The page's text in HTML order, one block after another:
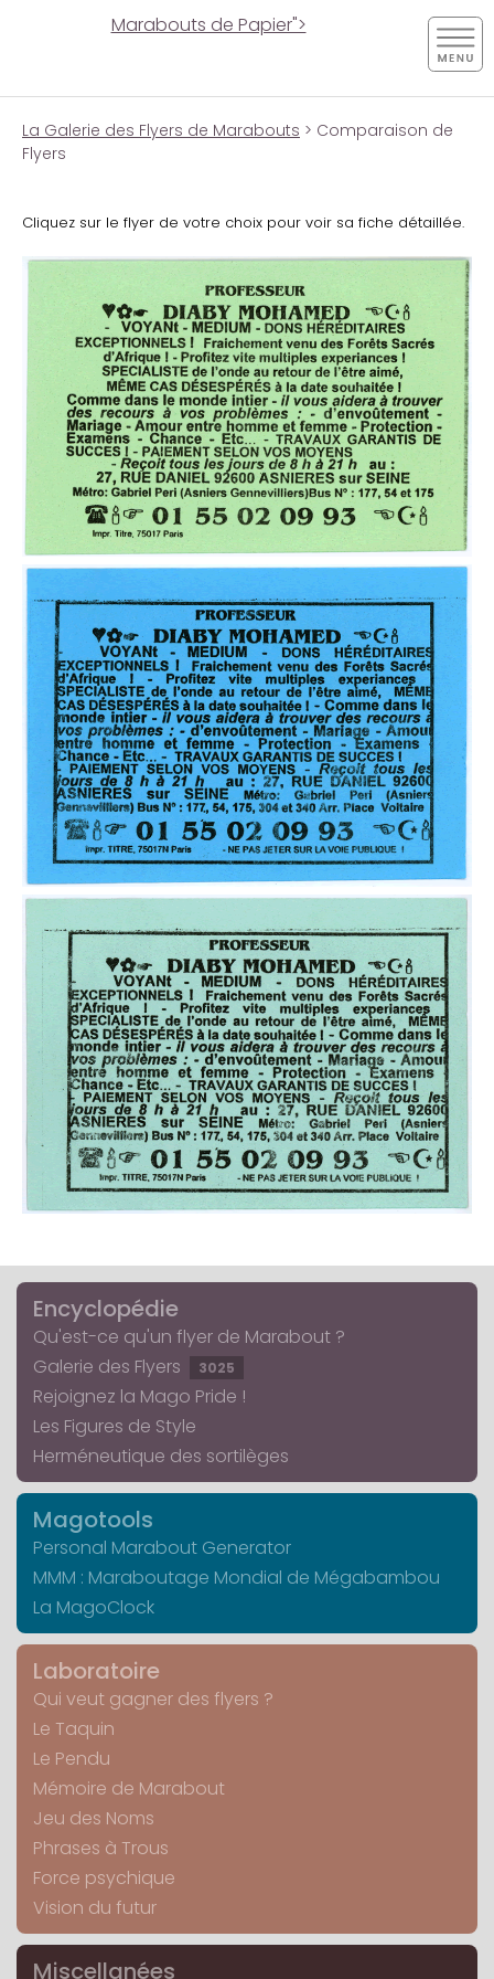
Marabouts de Papier">
La Galerie des Flyers de Marabouts > Comparaison de
Flyers
Cliquez sur le flyer de votre choix pour voir sa fiche détaillée.
Encyclopédie
Qu'est-ce qu'un flyer de Marabout ?
Galerie des Flyers
3025
Rejoignez la Mago Pride !
Les Figures de Style
Herméneutique des sortilèges
Magotools
Personal Marabout Generator
MMM : Maraboutage Mondial de Mégabambou
La MagoClock
Laboratoire
Qui veut gagner des flyers ?
Le Taquin
Le Pendu
Mémoire de Marabout
Jeu des Noms
Phrases à Trous
Force psychique
Vision du futur
Miscellanées